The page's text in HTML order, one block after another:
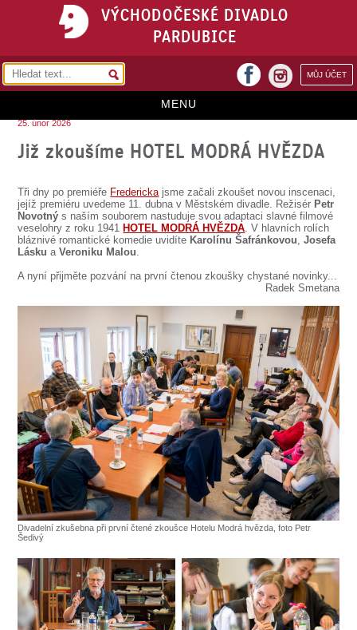
VÝCHODOČESKÉ DIVADLO
PARDUBICE
MŮJ ÚČET
facebook
MENU
REPERTOÁR
VSTUPENKY
O DIVADLE
SOUBOR
DÁLE NABÍZÍME
25. únor 2026
Již zkoušíme HOTEL MODRÁ HVĚZDA
Tři dny po premiéře Frederickajsme začali zkoušet novou inscenaci,
jejíž premiéru uvedeme 11. dubna v Městském divadle. Režisér Petr
Novotný s naším souborem nastuduje svou adaptaci slavné filmové
veselohry z roku 1941 HOTEL MODRÁ HVĚZDA. V hlavních rolích
bláznivé romantické komedie uvidíte Karolínu Šafránkovou,Josefa
Lásku aVeroniku Malou.
A nyní přijměte pozvání na první čtenou zkoušky chystané novinky...
Radek Smetana
Divadelní zkušebna při první čtené zkoušce Hotelu Modrá hvězda, foto Petr
Šedivý